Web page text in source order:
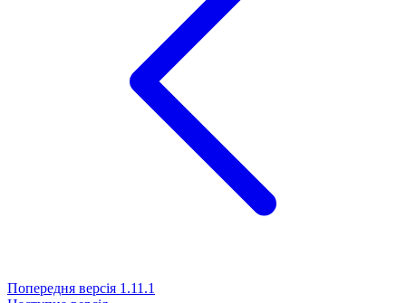
Попередня версія 1.11.1